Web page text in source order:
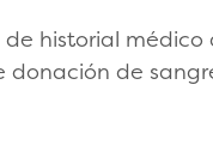
historial médico
donación de